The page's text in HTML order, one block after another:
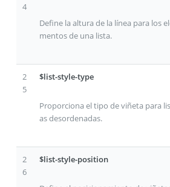
4
Define la altura de la línea para los
mentos de una lista.
2
5
$list-style-type
Proporciona el tipo de viñeta para
as desordenadas.
2
6
$list-style-position